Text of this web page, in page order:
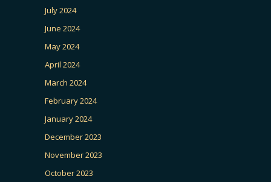
July 2024
June 2024
May 2024
April 2024
March 2024
February 2024
January 2024
December 2023
November 2023
October 2023